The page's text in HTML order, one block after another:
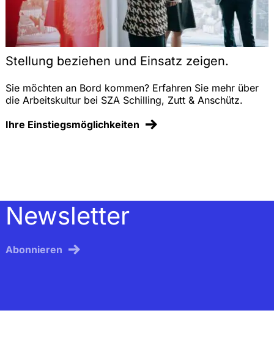
Stellung beziehen und Einsatz zeigen.
Sie möchten an Bord kommen? Erfahren Sie mehr über
die Arbeitskultur bei SZA Schilling, Zutt & Anschütz.
Ihre Einstiegsmöglichkeiten
Newsletter
Abonnieren